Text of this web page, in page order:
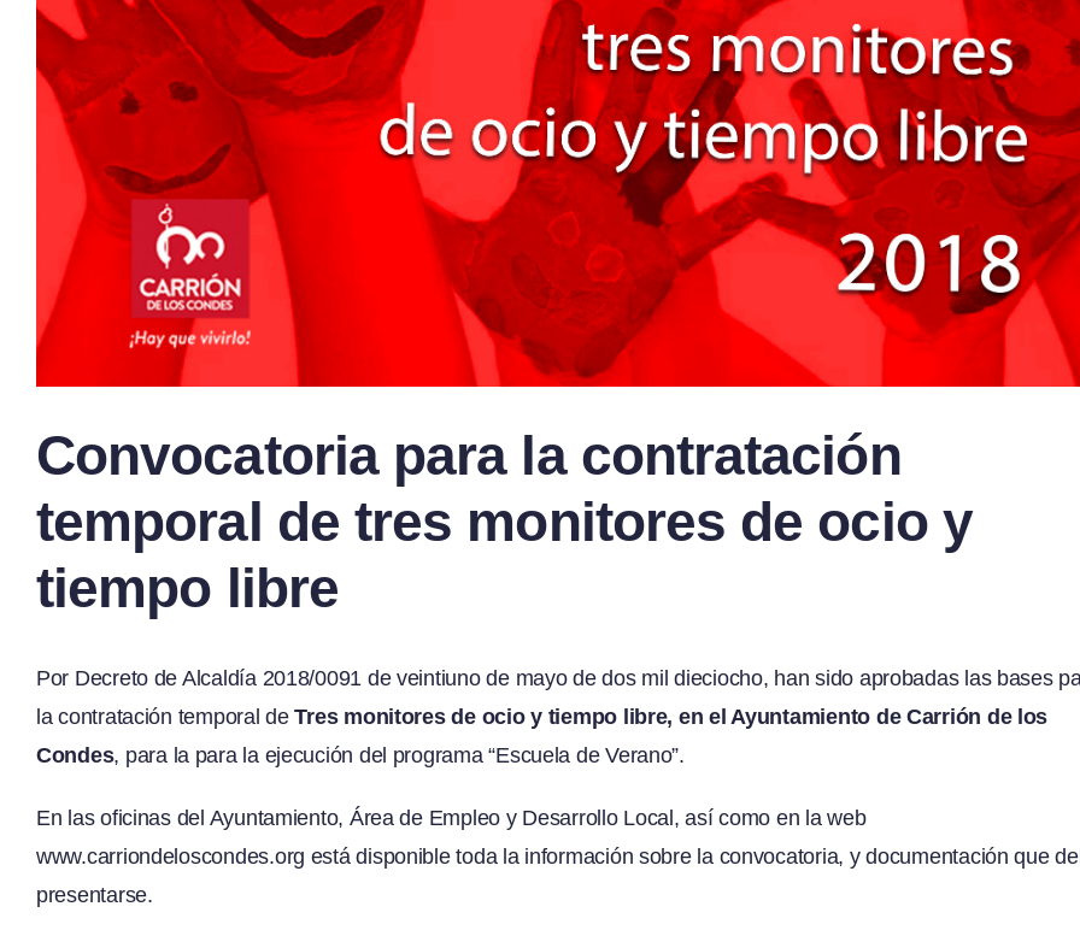
Convocatoria para la contratación
temporal de tres monitores de ocio y
tiempo libre
Por Decreto de Alcaldía 2018/0091 de veintiuno de mayo de dos mil dieciocho, han sido aprobadas las bases
la contratación temporal deTres monitores de ocio y tiempo libre, en el Ayuntamiento de Carrión de los
Condes, para la para la ejecución del programa “Escuela de Verano”.
En las oficinas del Ayuntamiento, Área de Empleo y Desarrollo Local, así como en la web
www.carriondeloscondes.org está disponible toda la información sobre la convocatoria, y documentación que
presentarse.